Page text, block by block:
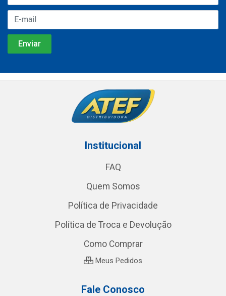
Institucional
FAQ
Quem Somos
Política de Privacidade
Política de Troca e Devolução
Como Comprar
Meus Pedidos
Fale Conosco